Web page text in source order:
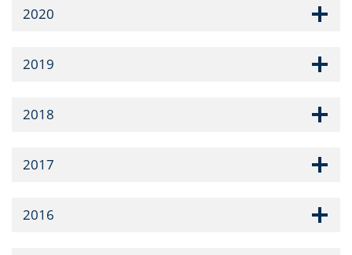
2020
2019
2018
2017
2016